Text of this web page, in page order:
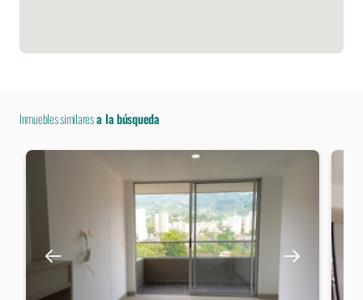
Inmuebles similaresa la búsqueda